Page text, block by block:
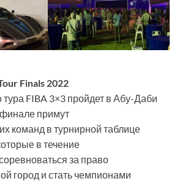
Finals 2022
FIBA ​​3×3 пройдет в Абу-Даби
примут
команд в турнирной таблице
в течение
за право
город и стать чемпионами